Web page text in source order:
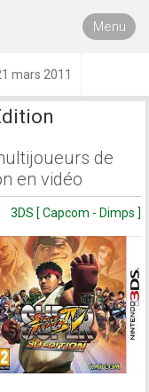
Menu
mars 2011
de
en vidéo
3DS [ Capcom - Dimps ]